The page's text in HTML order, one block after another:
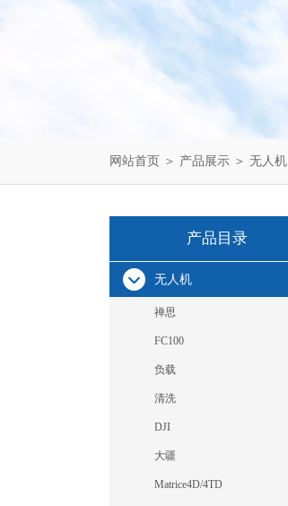
网站首页 ＞ 产品展示 ＞ 无人机
产品目录
无人机
禅思
FC100
负载
清洗
DJI
大疆
Matrice4D/4TD